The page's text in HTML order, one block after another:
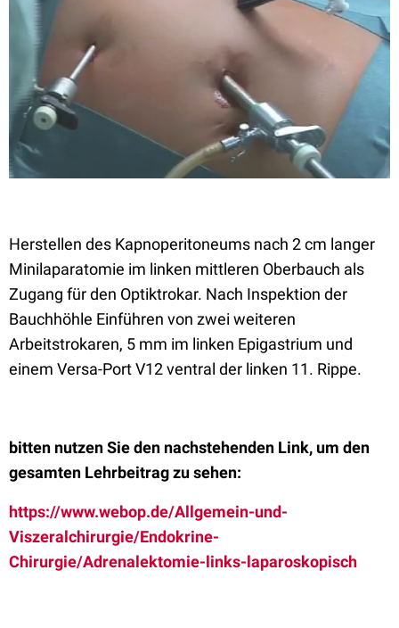
Herstellen des Kapnoperitoneums nach 2 cm langer
Minilaparatomie im linken mittleren Oberbauch als
Zugang für den Optiktrokar. Nach Inspektion der
Bauchhöhle Einführen von zwei weiteren
Arbeitstrokaren, 5 mm im linken Epigastrium und
einem Versa-Port V12 ventral der linken 11. Rippe.
bitten nutzen Sie den nachstehenden Link, um den
gesamten Lehrbeitrag zu sehen:
https://www.webop.de/Allgemein-und-
Viszeralchirurgie/Endokrine-
Chirurgie/Adrenalektomie-links-laparoskopisch